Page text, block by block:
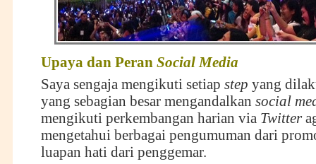
Upaya dan Peran Social Media
Saya sengaja mengikuti setiap step yang
yang sebagian besar mengandalkan social m
mengikuti perkembangan harian via Twitter
mengetahui berbagai pengumuman dari
luapan hati dari penggemar.